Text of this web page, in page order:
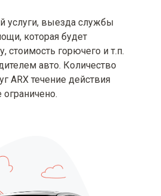
услуги, выезда службы
которая будет
стоимость горючего и т.п.
авто. Количество
ARX течение действия